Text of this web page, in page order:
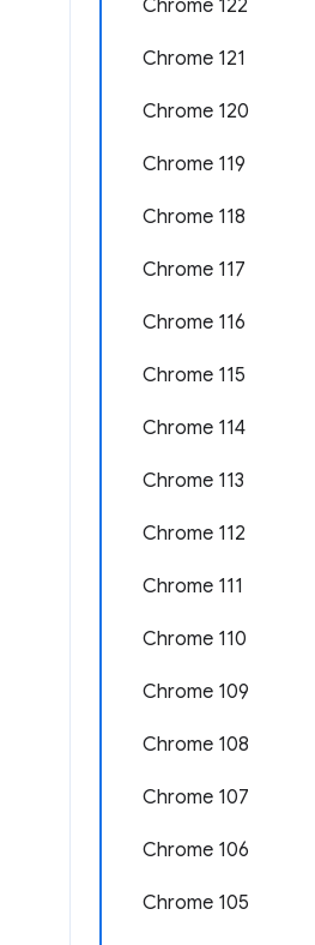
Chrome 122
Chrome 121
Chrome 120
Chrome 119
Chrome 118
Chrome 117
Chrome 116
Chrome 115
Chrome 114
Chrome 113
Chrome 112
Chrome 111
Chrome 110
Chrome 109
Chrome 108
Chrome 107
Chrome 106
Chrome 105